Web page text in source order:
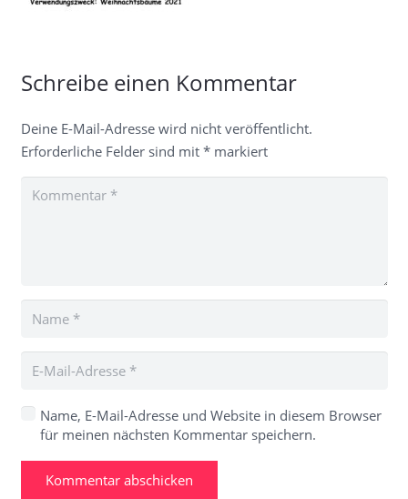
Schreibe einen Kommentar
Deine E-Mail-Adresse wird nicht veröffentlicht.
Erforderliche Felder sind mit *markiert
Name, E-Mail-Adresse und Website in diesem Browser
für meinen nächsten Kommentar speichern.
Kommentar abschicken